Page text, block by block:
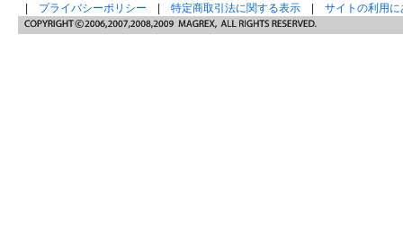
プライバシーポリシー 特定商取引法に関する表示 サイトの利用に